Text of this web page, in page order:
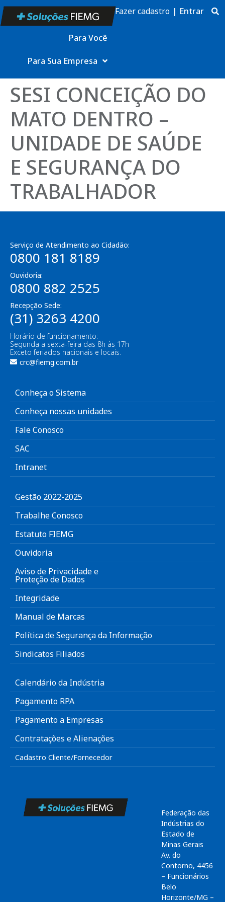
Para Você
Para Sua Empresa
Fazer cadastro | Entrar
SESI CONCEIÇÃO DO
MATO DENTRO –
UNIDADE DE SAÚDE
E SEGURANÇA DO
TRABALHADOR
Serviço de Atendimento ao Cidadão:
0800 181 8189
Ouvidoria:
0800 882 2525
Recepção Sede:
(31) 3263 4200
Horário de funcionamento:
Segunda a sexta-feira das 8h às 17h
Exceto feriados nacionais e locais.
crc@fiemg.com.br
Conheça o Sistema
Conheça nossas unidades
Fale Conosco
SAC
Intranet
Gestão 2022-2025
Trabalhe Conosco
Estatuto FIEMG
Ouvidoria
Aviso de Privacidade e
Proteção de Dados
Integridade
Manual de Marcas
Política de Segurança da Informação
Sindicatos Filiados
Calendário da Indústria
Pagamento RPA
Pagamento a Empresas
Contratações e Alienações
Cadastro Cliente/Fornecedor
Federação das
Indústrias do
Estado de
Minas Gerais
Av. do
Contorno, 4456
– Funcionários
Belo
Horizonte/MG –